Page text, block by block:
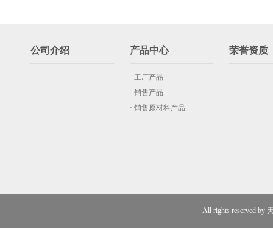
公司介绍 产品中心
· 工厂产品
· 销售产品
· 销售原材料产品
荣誉资质
All rights reserved by